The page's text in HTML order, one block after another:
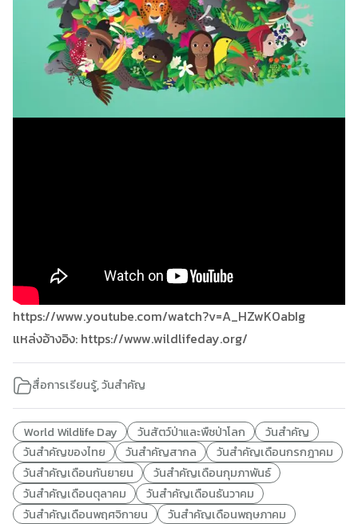
https://www.youtube.com/watch?v=A_HZwK0abIg
แหล่งอ้างอิง: https://www.wildlifeday.org/
สื่อการเรียนรู้,วันสำคัญ
World Wildlife Day วันสัตว์ป่าและพืชป่าโลก
วันสำคัญ
วันสำคัญของไทย
วันสำคัญสากล
วันสำคัญเดือนกรกฎาคม
วันสำคัญเดือนกันยายน
วันสำคัญเดือนกุมภาพันธ์
วันสำคัญเดือนตุลาคม
วันสำคัญเดือนธันวาคม
วันสำคัญเดือนพฤศจิกายน
วันสำคัญเดือนพฤษภาคม